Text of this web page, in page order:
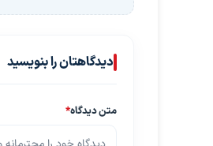
دیدگاهتان را بنویسید
متن دیدگاه*